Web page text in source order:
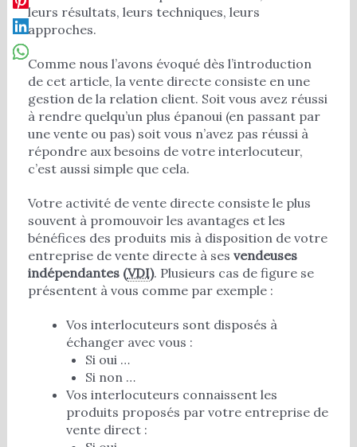
leurs résultats, leurs techniques, leurs
approches.
Comme nous l’avons évoqué dès l’introduction
de cet article, la vente directe consiste en une
gestion de la relation client. Soit vous avez réussi
à rendre quelqu’un plus épanoui (en passant par
une vente ou pas) soit vous n’avez pas réussi à
répondre aux besoins de votre interlocuteur,
c’est aussi simple que cela.
Votre activité de vente directe consiste le plus
souvent à promouvoir les avantages et les
bénéfices des produits mis à disposition de votre
entreprise de vente directe à ses vendeuses
indépendantes (VDI). Plusieurs cas de figure se
présentent à vous comme par exemple :
Vos interlocuteurs sont disposés à
échanger avec vous :
Si oui …
Si non …
Vos interlocuteurs connaissent les
produits proposés par votre entreprise de
vente direct :